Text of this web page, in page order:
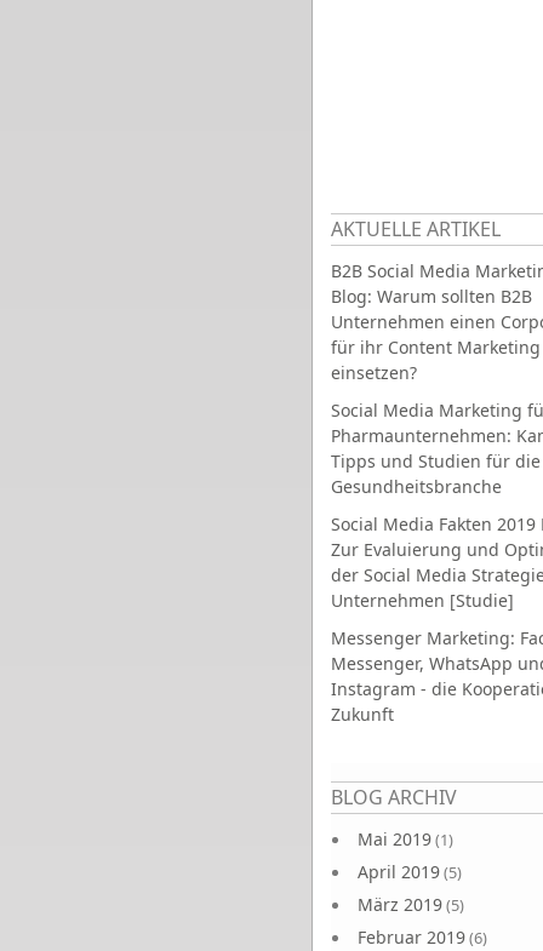
AKTUELLE ARTIKEL
B2B Social Media
Blog: Warum sollten B2B
Unternehmen einen
für ihr Content Marketing
einsetzen?
Social Media Marketing
Pharmaunternehmen:
Tipps und Studien für die
Gesundheitsbranche
Social Media Fakten 2019
Zur Evaluierung und
der Social Media
Unternehmen [Studie]
Messenger Marketing:
Messenger, WhatsApp
Instagram - die
Zukunft
BLOG ARCHIV
Mai 2019(1)
April 2019(5)
März 2019(5)
Februar 2019(6)
Seiten